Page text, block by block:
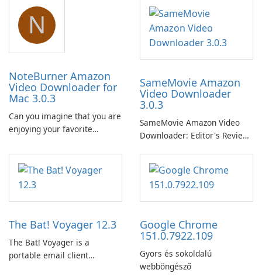
N
NoteBurner Amazon
Video Downloader for
Mac 3.0.3
Can you imagine that you are
enjoying your favorite
lying on the beach, camping
in the woods or even during
your long commute to work
SameMovie Amazon
Video Downloader
3.0.3
SameMovie Amazon Video
Downloader: Editor's Review
Downloader is a desktop
utility for saving Amazon
Prime Video titles and other
Amazon web-player content
The Bat! Voyager 12.3
The Bat! Voyager is a
portable email client
Google Chrome
151.0.7922.109
Gyors és sokoldalú
webböngésző